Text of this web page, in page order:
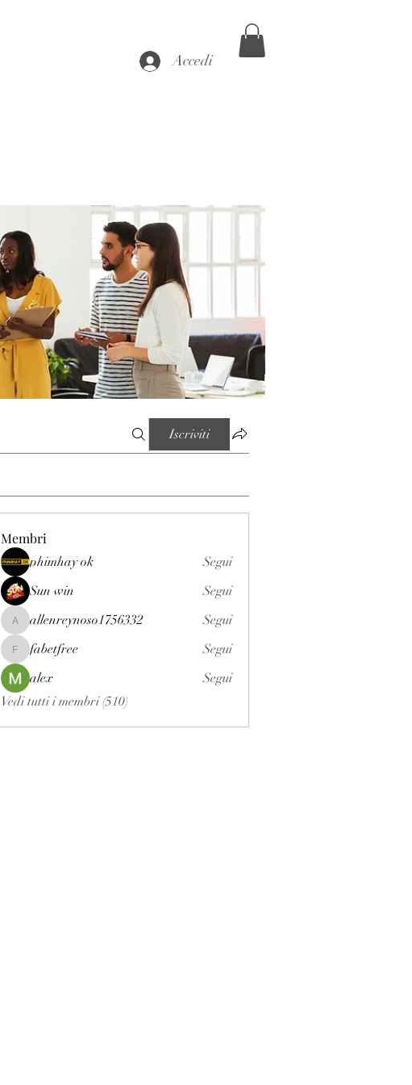
Accedi
Iscriviti
Membri
phimhay ok
Segui
Sun win
Segui
allenreynoso1756332
allenreynoso1756332 Segui
fabetfree
fabetfree
Segui
alex
Segui
Vedi tutti i membri (510)